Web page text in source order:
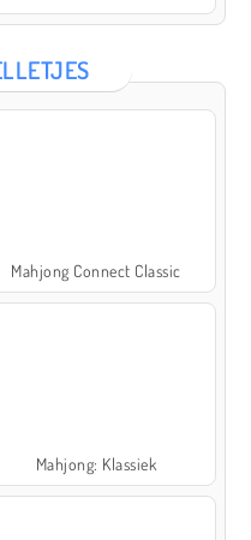
Mahjong Connect Classic
Mahjong: Klassiek